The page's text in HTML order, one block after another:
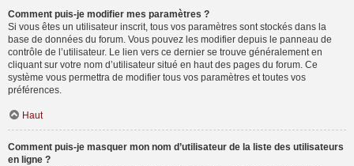
Comment puis-je modifier mes paramètres ?
Si vous êtes un utilisateur inscrit, tous vos paramètres sont stockés dans la
base de données du forum. Vous pouvez les modifier depuis le panneau de
contrôle de l’utilisateur. Le lien vers ce dernier se trouve généralement en
cliquant sur votre nom d’utilisateur situé en haut des pages du forum. Ce
système vous permettra de modifier tous vos paramètres et toutes vos
préférences.
Haut
Comment puis-je masquer mon nom d’utilisateur de la liste des utilisateurs
en ligne ?